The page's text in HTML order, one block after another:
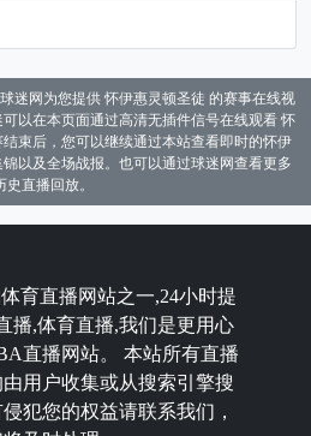
板) 2-2
个人犯规) 2-4
姆被犯规) 2-4
姆3分投篮不中) 2-4
3分投篮不中) 2-4
防守篮板) 2-4
特3分投篮不中) 2-4
迷网为您提供 怀伊惠灵顿圣徒 的赛事在线视
以在本页面通过高清无插件信号在线观看 怀
束后，您可以继续通过本站查看即时的怀伊
以及全场战报。也可以通过球迷网查看更多
直播回放。
育直播网站之一,24小时提
播,体育直播,我们是更用心
直播网站。 本站所有直播
用户收集或从搜索引擎搜
犯您的权益请联系我们，